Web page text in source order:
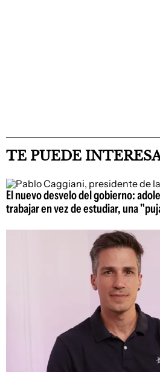
TE PUEDE
El nuevo desvelo del gobierno:
trabajar en vez de estudiar, una